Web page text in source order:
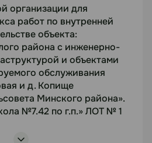
лоты
и д. Копище
Минского района».
№7.42 по г.п.»
организации для
работ по внутренней
объекта
организации для
работ по внутренней
объекта:
района с инженерно-
и объектами
обслуживания
и д. Копище
Минского района».
№7.42 по г.п.» ЛОТ № 1